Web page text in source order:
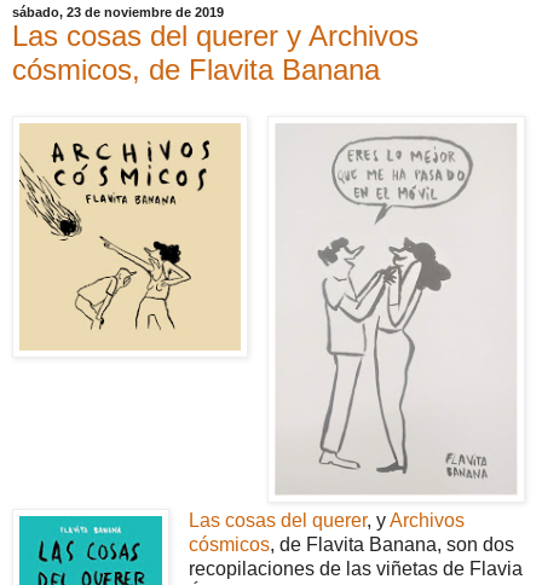
sábado, 23 de noviembre de 2019
Las cosas del querer y Archivos
cósmicos, de Flavita Banana
Las cosas del querer, yArchivos
cósmicos, de Flavita Banana, son dos
recopilaciones de las viñetas de Flavia